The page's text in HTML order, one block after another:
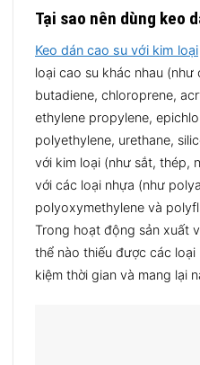
Tại sao nên dùng keo
Keo dán cao su với kim loại
loại cao su khác nhau
butadiene, chloroprene,
ethylene propylene,
polyethylene, urethane,
với kim loại (như sắt, thép,
với các loại nhựa (như
polyoxymethylene và
Trong hoạt động sản xuất
thể nào thiếu được các
kiệm thời gian và mang lại